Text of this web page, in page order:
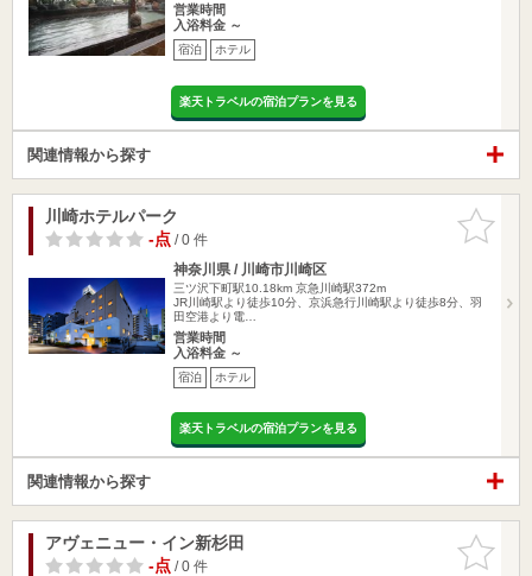
営業時間
入浴料金 ～
宿泊 ホテル
楽天トラベルの宿泊プランを見る
関連情報から探す
お気に入
りに追加
川崎ホテルパーク
-点/ 0 件
神奈川県 / 川崎市川崎区
三ツ沢下町駅10.18km 京急川崎駅372m
JR川崎駅より徒歩10分、京浜急行川崎駅より徒歩8分、羽
田空港より電…
営業時間
入浴料金 ～
宿泊 ホテル
楽天トラベルの宿泊プランを見る
関連情報から探す
お気に入
りに追加
アヴェニュー・イン新杉田
-点/ 0 件